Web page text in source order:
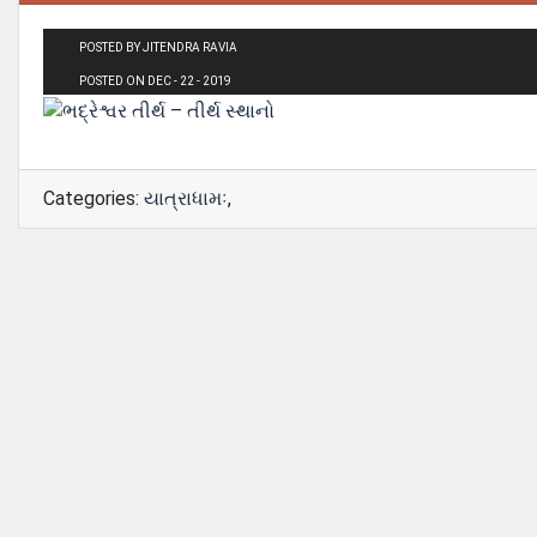
POSTED BY JITENDRA RAVIA
POSTED ON DEC - 22 - 2019
Categories: યાત્રાધામઃ,